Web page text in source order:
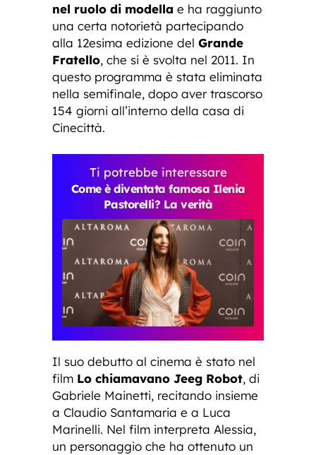
nel ruolo di modella e ha raggiunto
una certa notorietà partecipando
alla 12esima edizione del Grande
Fratello, che si è svolta nel 2011. In
questo programma è stata eliminata
nella semifinale, dopo aver trascorso
154 giorni all’interno della casa di
Cinecittà.
Ti potrebbe interessare
Come è diventata famosa Ilenia
Pastorelli? La verità
Il suo debutto al cinema è stato nel
film Lo chiamavano Jeeg Robot, di
Gabriele Mainetti, recitando insieme
a Claudio Santamaria e a Luca
Marinelli. Nel film interpreta Alessia,
un personaggio che ha ottenuto un